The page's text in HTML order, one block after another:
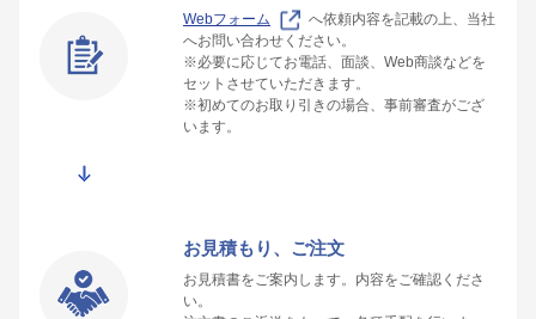
Webフォーム
へ依頼内容を記載の上、当社
へお問い合わせください。
※必要に応じてお電話、面談、Web商談などを
セットさせていただきます。
※初めてのお取り引きの場合、事前審査がござ
います。
お見積もり、ご注文
お見積書をご案内します。内容をご確認くださ
い。